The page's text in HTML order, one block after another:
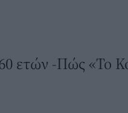
ετών -Πώς «Το